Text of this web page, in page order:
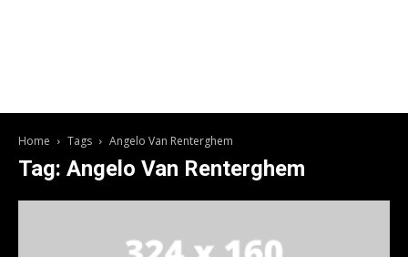
Home Tags Angelo Van Renterghem
Tag: Angelo Van Renterghem